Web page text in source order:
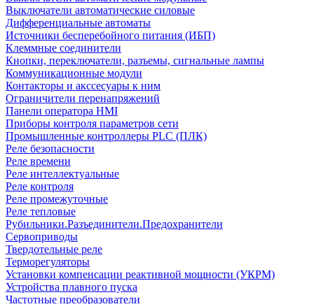
Выключатели автоматические силовые
Дифференциальные автоматы
Источники бесперебойного питания (ИБП)
Клеммные соединители
Кнопки, переключатели, разъемы, сигнальные лампы
Коммуникационные модули
Контакторы и акссесуары к ним
Ограничители перенапряжений
Панели оператора HMI
Приборы контроля параметров сети
Промышленные контроллеры PLC (ПЛК)
Реле безопасности
Реле времени
Реле интеллектуальные
Реле контроля
Реле промежуточные
Реле тепловые
Рубильники.Разъединители.Предохранители
Сервоприводы
Твердотельные реле
Терморегуляторы
Установки компенсации реактивной мощности (УКРМ)
Устройства плавного пуска
Частотные преобразователи